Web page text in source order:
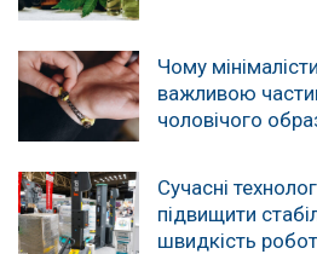
Чому
важливою
чоловічого
Сучасні
підвищити
швидкість